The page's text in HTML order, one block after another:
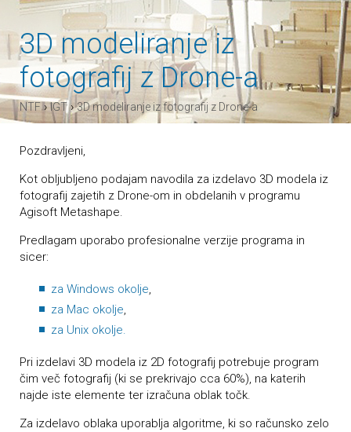
3D modeliranje iz
fotografij z Drone-a
NTF›IGT›3D modeliranje iz fotografij z Drone-a
Pozdravljeni,
Kot obljubljeno podajam navodila za izdelavo 3D modela iz
fotografij zajetih z Drone-om in obdelanih v programu
Agisoft Metashape.
Predlagam uporabo profesionalne verzije programa in
sicer:
za Windows okolje,
za Mac okolje,
za Unix okolje.
Pri izdelavi 3D modela iz 2D fotografij potrebuje program
čim več fotografij (ki se prekrivajo cca 60%), na katerih
najde iste elemente ter izračuna oblak točk.
Za izdelavo oblaka uporablja algoritme, ki so računsko zelo